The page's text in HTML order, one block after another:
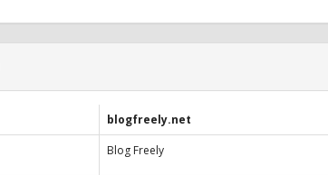
blogfreely.net
Blog Freely